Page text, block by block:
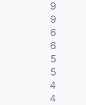
9
9
6
6
5
5
4
4